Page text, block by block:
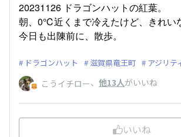
20231126 ドラゴンハットの紅葉。
朝、0℃近くまで冷えたけど、きれい
今日も出陳前に、散歩。
ドラゴンハット 滋賀県竜王町 アジリテ
こうイチロー、 他13人がいいね
いいね